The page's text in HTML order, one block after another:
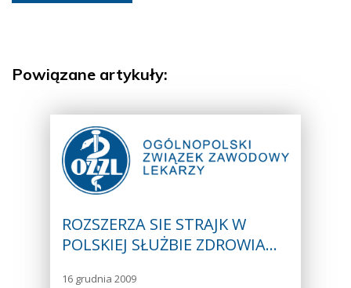
Powiązane artykuły:
ROZSZERZA SIE STRAJK W
POLSKIEJ SŁUŻBIE ZDROWIA…
16 grudnia 2009